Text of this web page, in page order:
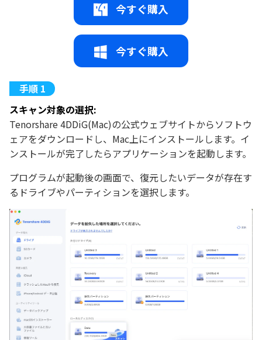
今すぐ購入
今すぐ購入
スキャン対象の選択:
Tenorshare 4DDiG(Mac)の公式ウェブサイトからソフトウ
ェアをダウンロードし、Mac上にインストールします。イ
ンストールが完了したらアプリケーションを起動します。
プログラムが起動後の画面で、復元したいデータが存在す
るドライブやパーティションを選択します。